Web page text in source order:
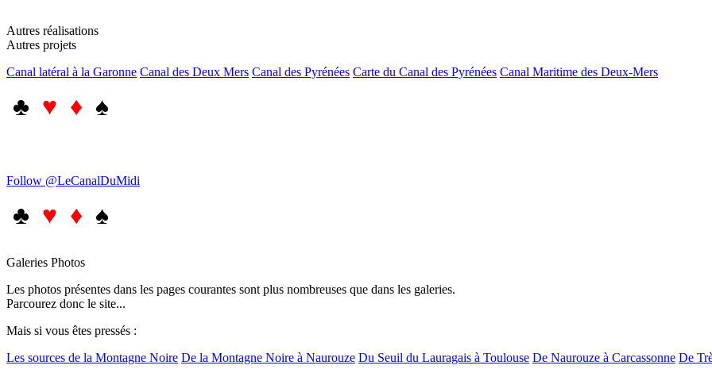
Autres réalisations
Autres projets
Canal latéral à la Garonne Canal des Deux Mers Canal des Pyrénées Carte du Canal des Pyrénées Canal Maritime des Deux-Mers
♣ ♥ ♦ ♠
Follow @LeCanalDuMidi
♣ ♥ ♦ ♠
Galeries Photos
Les photos présentes dans les pages courantes sont plus nombreuses que dans les galeries.
Parcourez donc le site...
Mais si vous êtes pressés :
Les sources de la Montagne Noire De la Montagne Noire à Naurouze Du Seuil du Lauragais à Toulouse De Naurouze à Carcassonne De